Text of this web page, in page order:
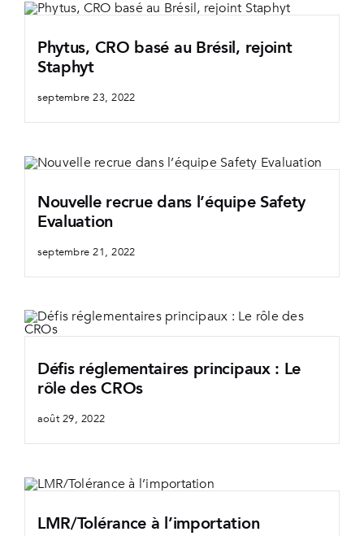
Phytus, CRO basé au Brésil, rejoint
Staphyt
septembre 23, 2022
Nouvelle recrue dans l’équipe Safety
Evaluation
septembre 21, 2022
Défis réglementaires principaux : Le
rôle des CROs
août 29, 2022
LMR/Tolérance à l’importation